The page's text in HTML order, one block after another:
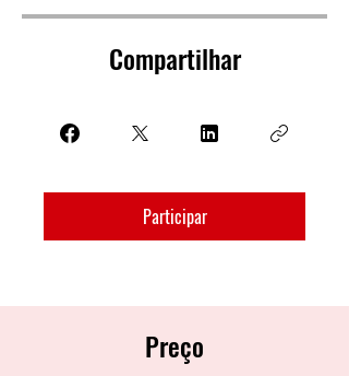
Compartilhar
Participar
Preço